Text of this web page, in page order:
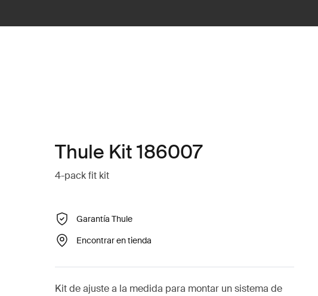
Thule Kit 186007
4-pack fit kit
Garantía Thule
Encontrar en tienda
Kit de ajuste a la medida para montar un sistema de